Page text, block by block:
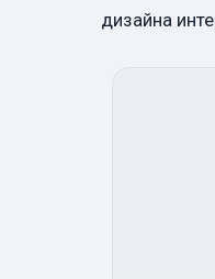
дизайна